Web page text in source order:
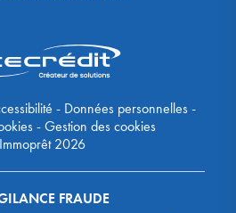
- Données personnelles-
-Gestion des cookies
2026
FRAUDE